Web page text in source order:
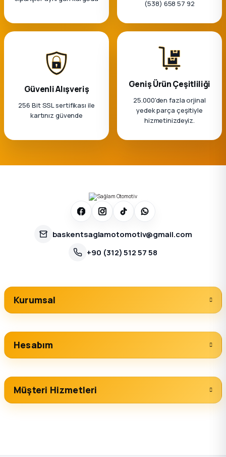
(538) 658 57 92
Güvenli Alışveriş
256 Bit SSL sertifikası ile
kartınız güvende
Geniş Ürün Çeşitliliği
25.000'den fazla orjinal
yedek parça çeşitiyle
hizmetinizdeyiz.
baskentsaglamotomotiv@gmail.com
+90 (312) 512 57 58
Kurumsal
Hesabım
Müşteri Hizmetleri